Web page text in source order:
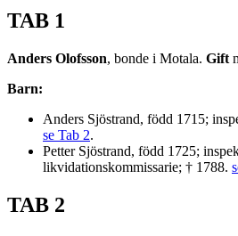
TAB 1
Anders Olofsson, bonde i Motala. Gift
Barn:
Anders Sjöstrand, född 1715;
se Tab 2.
Petter Sjöstrand, född 1725;
likvidationskommissarie; † 1788.
TAB 2